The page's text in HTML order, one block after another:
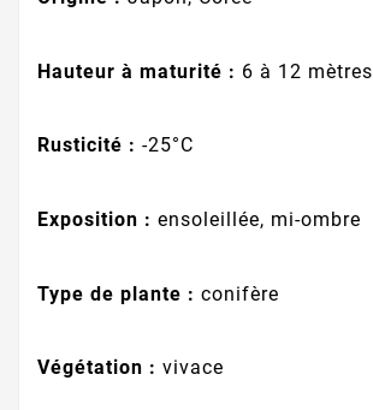
Hauteur à maturité : 6 à 12 mètres
Rusticité : -25°C
Exposition : ensoleillée, mi-ombre
Type de plante : conifère
Végétation : vivace